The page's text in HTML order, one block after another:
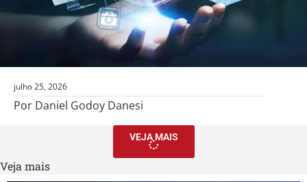
julho 25, 2026
Por Daniel Godoy Danesi
VEJA MAIS
Veja mais